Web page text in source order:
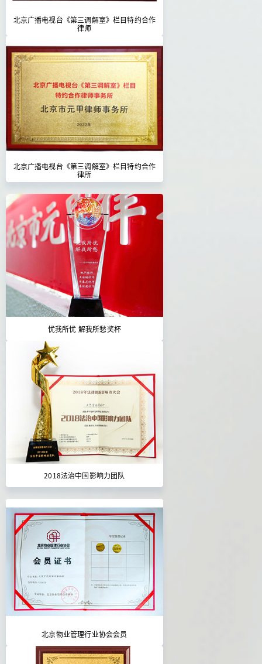
北京广播电视台《第三调解室》栏目特约合作
律师
北京广播电视台《第三调解室》栏目特约合作
律所
忧我所忧 解我所愁奖杯
2018法治中国影响力团队
北京物业管理行业协会会员